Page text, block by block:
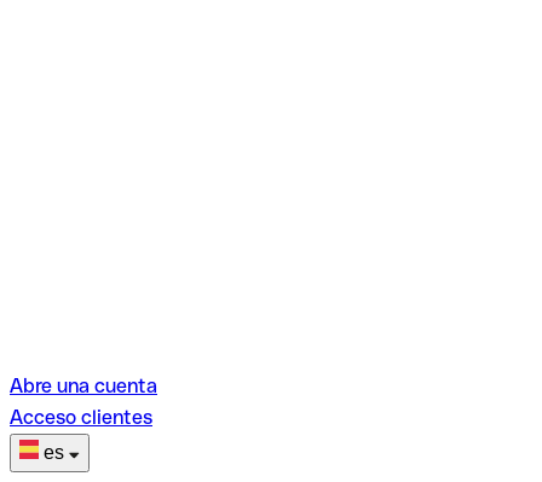
Abre una cuenta
Acceso clientes
es